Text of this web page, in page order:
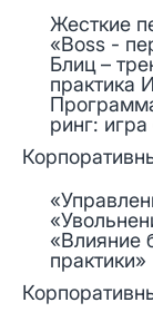
Жесткие
«Boss -
Блиц –
практика
ринг:
«Влияние
практики»